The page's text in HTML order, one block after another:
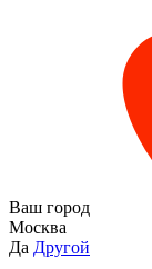
Ваш город
Москва
Да Другой